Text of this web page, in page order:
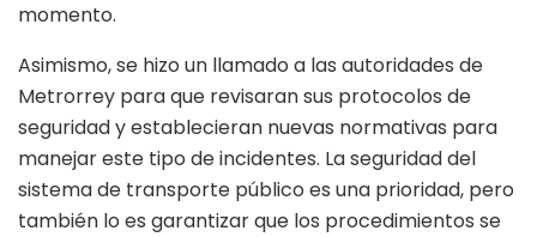
momento.
Asimismo, se hizo un llamado a las autoridades de
Metrorrey para que revisaran sus protocolos de
seguridad y establecieran nuevas normativas para
manejar este tipo de incidentes. La seguridad del
sistema de transporte público es una prioridad, pero
también lo es garantizar que los procedimientos se